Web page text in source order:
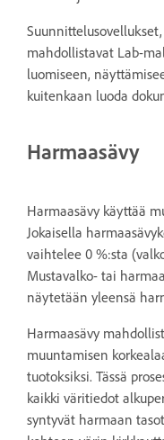
mahdollistavat Lab-
luomiseen,
kuitenkaan luoda
Harmaasävy
Harmaasävy käyttää
Jokaisella
vaihtelee 0 %:sta
Mustavalko- tai
näytetään yleensä
Harmaasävy
muuntamisen
tuotoksiksi. Tässä
kaikki väritiedot
syntyvät harmaan